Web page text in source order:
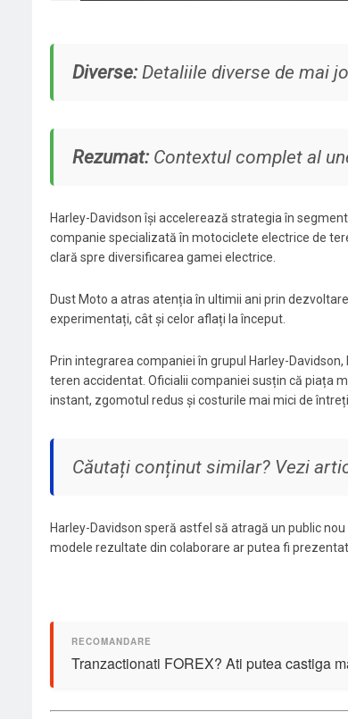
Diverse:Detaliile diverse de mai
Rezumat:Contextul complet al
Harley-Davidson își accelerează strategia în
companie specializată în motociclete electrice de
clară spre diversificarea gamei electrice.
Dust Moto a atras atenția în ultimii ani prin
experimentați, cât și celor aflați la început.
Prin integrarea companiei în grupul Harley-
teren accidentat. Oficialii companiei susțin că piața
instant, zgomotul redus și costurile mai mici de
Căutați conținut similar? Vezi
Harley-Davidson speră astfel să atragă un public
modele rezultate din colaborare ar putea fi
Tranzactionati FOREX? Ati putea castiga